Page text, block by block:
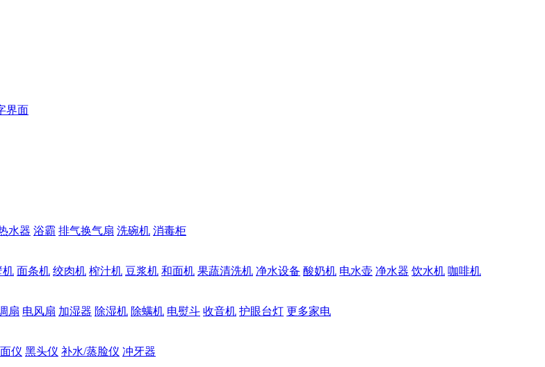
界面
水器 浴霸 排气换气扇 洗碗机 消毒柜
机 面条机 绞肉机 榨汁机 豆浆机 和面机 果蔬清洗机 净水设备 酸奶机 电水壶 净水器 饮水机 咖啡机
扇 电风扇 加湿器 除湿机 除螨机 电熨斗 收音机 护眼台灯 更多家电
仪 黑头仪 补水/蒸脸仪 冲牙器